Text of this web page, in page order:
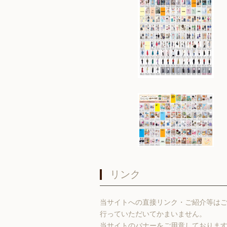
リンク
当サイトへの直接リンク・ご紹介等は
行っていただいてかまいません。